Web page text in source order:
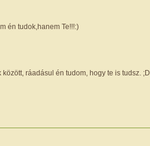
én tudok,hanem Te!!!:)
ráadásul én tudom, hogy te is tudsz. ;D